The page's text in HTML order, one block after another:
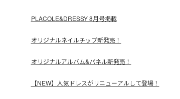
PLACOLE&DRESSY 8月号掲載
オリジナルネイルチップ新発売！
オリジナルアルバム&パネル新発売！
【NEW】人気ドレスがリニューアルして登場！